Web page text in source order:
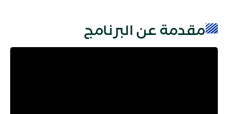
مقدمة عن البرنامج